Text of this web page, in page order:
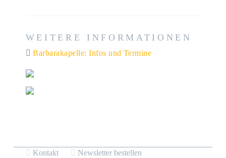
WEITERE INFORMATIONEN
Barbarakapelle: Infos und Termine
Kontakt Newsletter bestellen